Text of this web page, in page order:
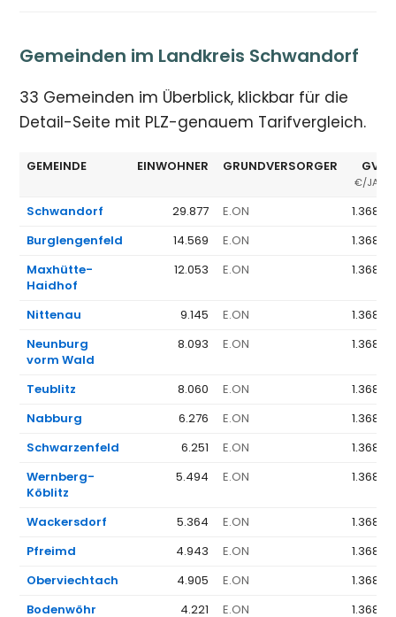
Gemeinden im Landkreis Schwandorf
33 Gemeinden im Überblick, klickbar für die
Detail-Seite mit PLZ-genauem Tarifvergleich.
GEMEINDE EINWOHNER GRUNDVERSORGER GV Ø
€/JAHR
Schwandorf 29.877 E.ON
1.368 €
Burglengenfeld
14.569 E.ON
1.368 €
Maxhütte-
Haidhof
12.053 E.ON 1.368 €
Nittenau 9.145 E.ON
1.368 €
Neunburg
vorm Wald
8.093 E.ON 1.368 €
Teublitz 8.060 E.ON
1.368 €
Nabburg
6.276 E.ON
1.368 €
Schwarzenfeld
6.251 E.ON
1.368 €
Wernberg-
Köblitz
5.494 E.ON 1.368 €
Wackersdorf 5.364 E.ON
1.368 €
Pfreimd
4.943 E.ON
1.368 €
Oberviechtach
4.905 E.ON
1.368 €
Bodenwöhr
4.221 E.ON
1.368 €